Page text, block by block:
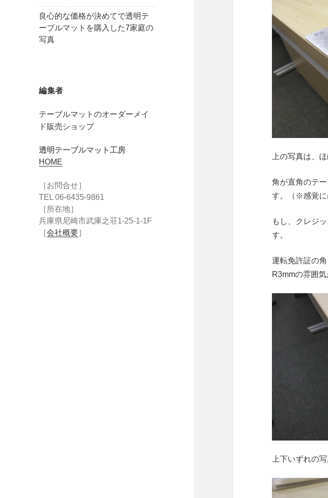
良心的な価格が決めてで透明テ
ーブルマットを購入した7家庭の
写真
編集者
テーブルマットのオーダーメイ
ド販売ショップ
透明テーブルマット工房
HOME
［お問合せ］
TEL 06-6435-9861
［所在地］
兵庫県尼崎市武庫之荘1-25-1-1F
［会社概要］
上の写真は、
角が直角のテ
す。（※感覚に
もし、クレジ
す。
運転免許証の
R3mmの雰囲気
上下いずれの